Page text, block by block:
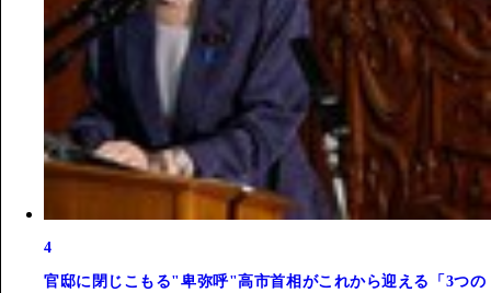
4
官邸に閉じこもる"卑弥呼"高市首相がこれから迎える「3つの